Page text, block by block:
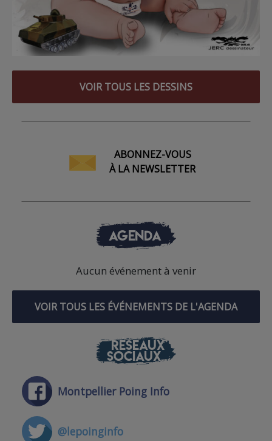
VOIR TOUS LES DESSINS
ABONNEZ-VOUS
À LA NEWSLETTER
AGENDA
Aucun événement à venir
VOIR TOUS LES ÉVÉNEMENTS DE L'AGENDA
RÉSEAUX
SOCIAUX
Montpellier Poing Info
@lepoinginfo